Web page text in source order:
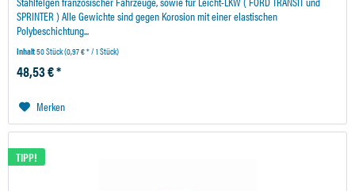
SPRINTER ) Alle Gewichte sind gegen Korosion mit einer elastischen
Polybeschichtung...
Inhalt50 Stück(0,97 € * / 1 Stück)
48,53 € *
Merken
TIPP!